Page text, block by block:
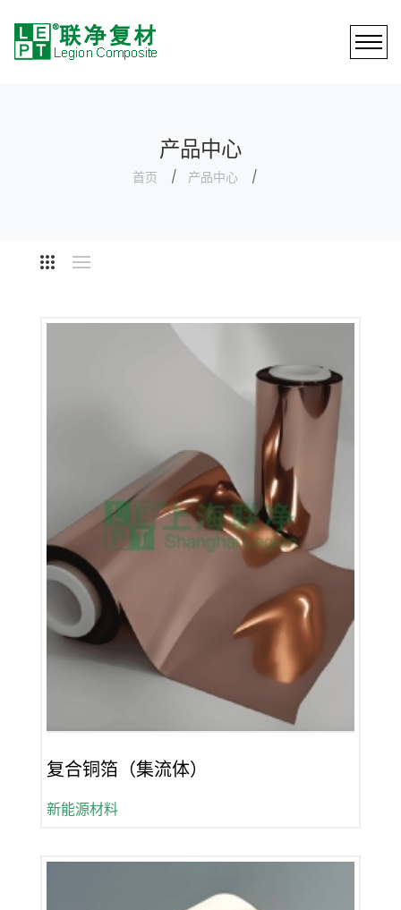
产品中心
首页 产品中心
复合铜箔（集流体）
新能源材料